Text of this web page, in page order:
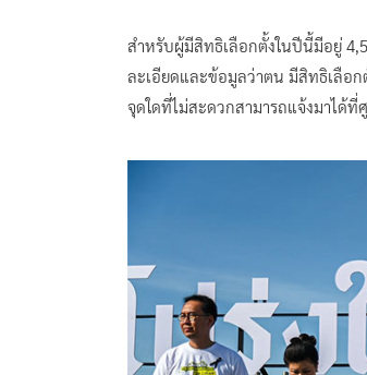
สำหรับผู้มีสิทธิเลือกตั้งในปีนี้มีอยู่
ละเอียดและข้อมูลว่าตน มีสิทธิเลือก
จุดใดที่ไม่สะดวกสามารถแจ้งมาได้